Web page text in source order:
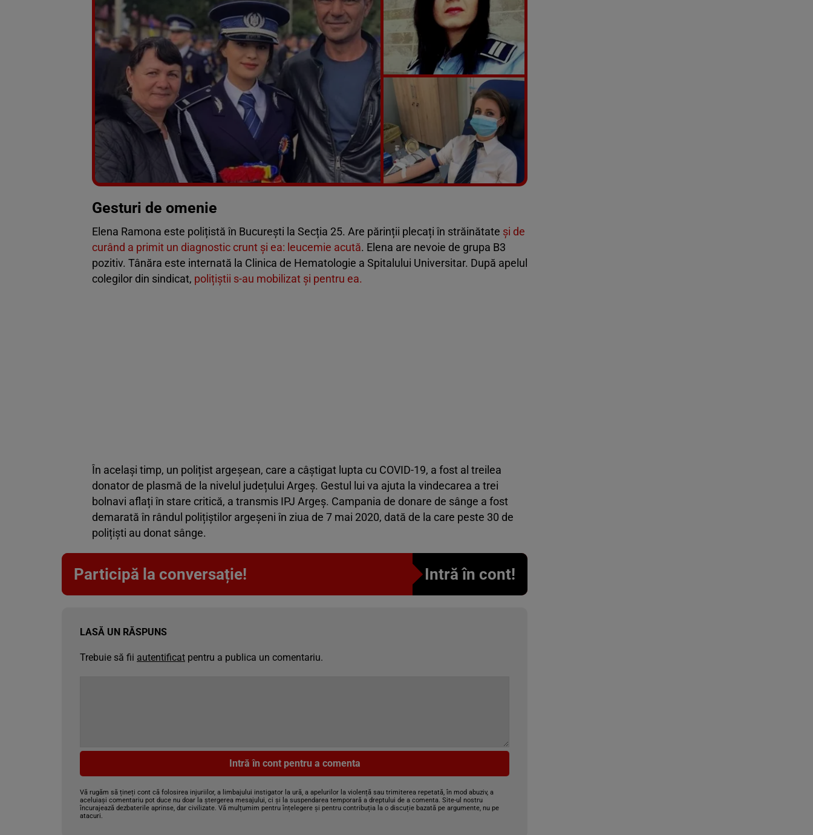
Vezi galeria foto
Gesturi de omenie
Elena Ramona este polițistă în București la Secția 25. Are părinții plecați în străinătate și de
curând a primit un diagnostic crunt și ea: leucemie acută. Elena are nevoie de grupa B3
pozitiv. Tânăra este internată la Clinica de Hematologie a Spitalului Universitar. După apelul
colegilor din sindicat, polițiștii s-au mobilizat și pentru ea.
În același timp, un polițist argeșean, care a câștigat lupta cu COVID-19, a fost al treilea
donator de plasmă de la nivelul județului Argeș. Gestul lui va ajuta la vindecarea a trei
bolnavi aflați în stare critică, a transmis IPJ Argeș. Campania de donare de sânge a fost
demarată în rândul polițiștilor argeșeni în ziua de 7 mai 2020, dată de la care peste 30 de
polițiști au donat sânge.
Participă la conversație! Intră în cont!
LASĂ UN RĂSPUNS
Trebuie să fii autentificat pentru a publica un comentariu.
Intră în cont pentru a comenta
Vă rugăm să țineți cont că folosirea injuriilor, a limbajului instigator la ură, a apelurilor la violență sau trimiterea repetată, în mod abuziv, a
aceluiași comentariu pot duce nu doar la ștergerea mesajului, ci și la suspendarea temporară a dreptului de a comenta. Site-ul nostru
încurajează dezbaterile aprinse, dar civilizate. Vă mulțumim pentru înțelegere și pentru contribuția la o discuție bazată pe argumente, nu pe
atacuri.